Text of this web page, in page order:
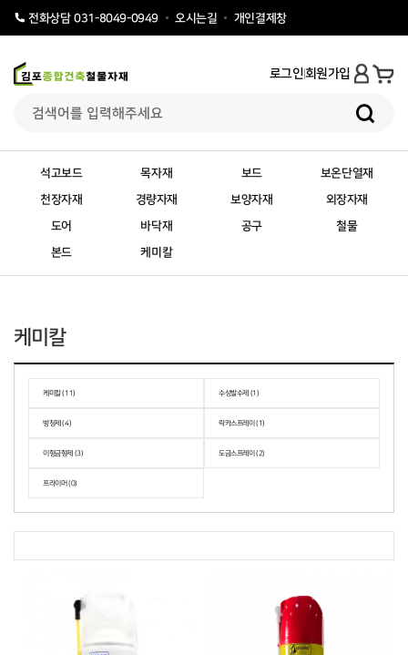
전화상담 031-8049-0949 오시는길 개인결제창
로그인회원가입
석고보드 목자재 보드 보온단열재
천장자재 경량자재 보양자재 외장자재
도어 바닥재 공구 철물
본드 케미칼
케미칼
케미칼 (11) 수성발수제 (1)
방청제 (4) 락카스프레이 (1)
이형금형제 (3) 도금스프레이 (2)
프라이머 (0)